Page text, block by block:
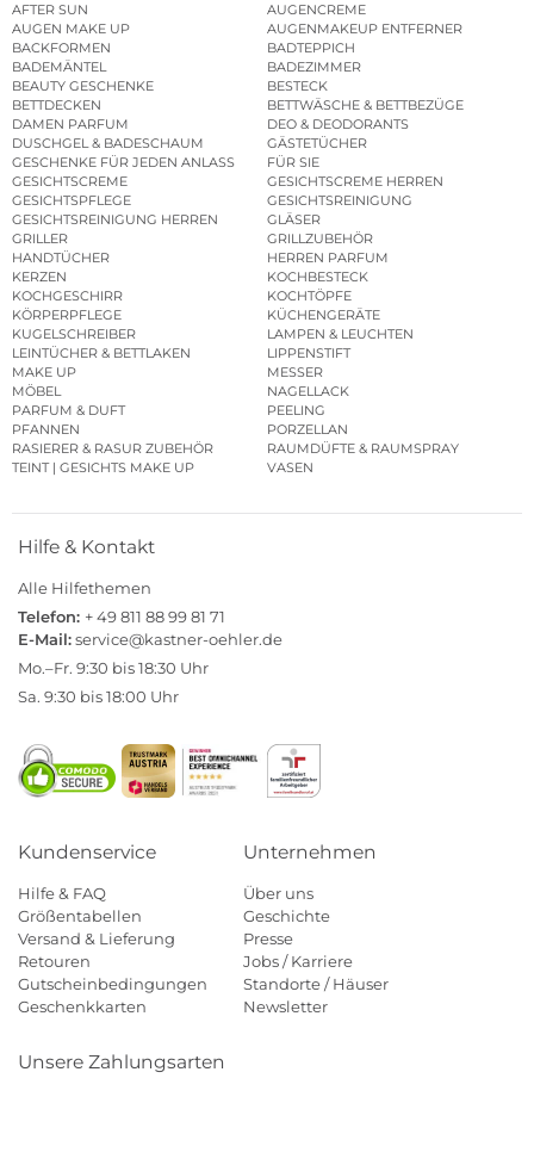
AFTER SUN
AUGENCREME
AUGEN MAKE UP
AUGENMAKEUP ENTFERNER
BACKFORMEN
BADTEPPICH
BADEMÄNTEL
BADEZIMMER
BEAUTY GESCHENKE
BESTECK
BETTDECKEN
BETTWÄSCHE & BETTBEZÜGE
DAMEN PARFUM
DEO & DEODORANTS
DUSCHGEL & BADESCHAUM
GÄSTETÜCHER
GESCHENKE FÜR JEDEN ANLASS
FÜR SIE
GESICHTSCREME
GESICHTSCREME HERREN
GESICHTSPFLEGE
GESICHTSREINIGUNG
GESICHTSREINIGUNG HERREN
GLÄSER
GRILLER
GRILLZUBEHÖR
HANDTÜCHER
HERREN PARFUM
KERZEN
KOCHBESTECK
KOCHGESCHIRR
KOCHTÖPFE
KÖRPERPFLEGE
KÜCHENGERÄTE
KUGELSCHREIBER
LAMPEN & LEUCHTEN
LEINTÜCHER & BETTLAKEN
LIPPENSTIFT
MAKE UP
MESSER
MÖBEL
NAGELLACK
PARFUM & DUFT
PEELING
PFANNEN
PORZELLAN
RASIERER & RASUR ZUBEHÖR
RAUMDÜFTE & RAUMSPRAY
TEINT | GESICHTS MAKE UP
VASEN
Hilfe & Kontakt
Alle Hilfethemen
Telefon: + 49 811 88 99 81 71
E-Mail:service@kastner-oehler.de
Mo.–Fr. 9:30 bis 18:30 Uhr
Sa. 9:30 bis 18:00 Uhr
Kundenservice
Hilfe & FAQ
Größentabellen
Versand & Lieferung
Retouren
Gutscheinbedingungen
Geschenkkarten
Unternehmen
Über uns
Geschichte
Presse
Jobs / Karriere
Standorte / Häuser
Newsletter
Unsere Zahlungsarten